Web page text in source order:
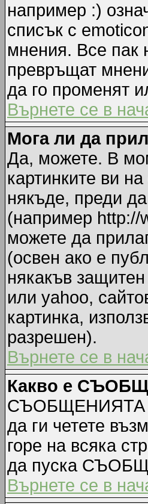
например :)
списък с
мнения. Все пак
превръщат
да го променят
Върнете се в
Мога ли да
Да, можете. В
картинките ви
някъде, преди
(например http://
можете да
(освен ако е
някакъв
или yahoo,
картинка,
разрешен).
Върнете се в
Какво е
СЪОБЩЕНИЯТА
да ги четете
горе на всяка
да пуска
Върнете се в